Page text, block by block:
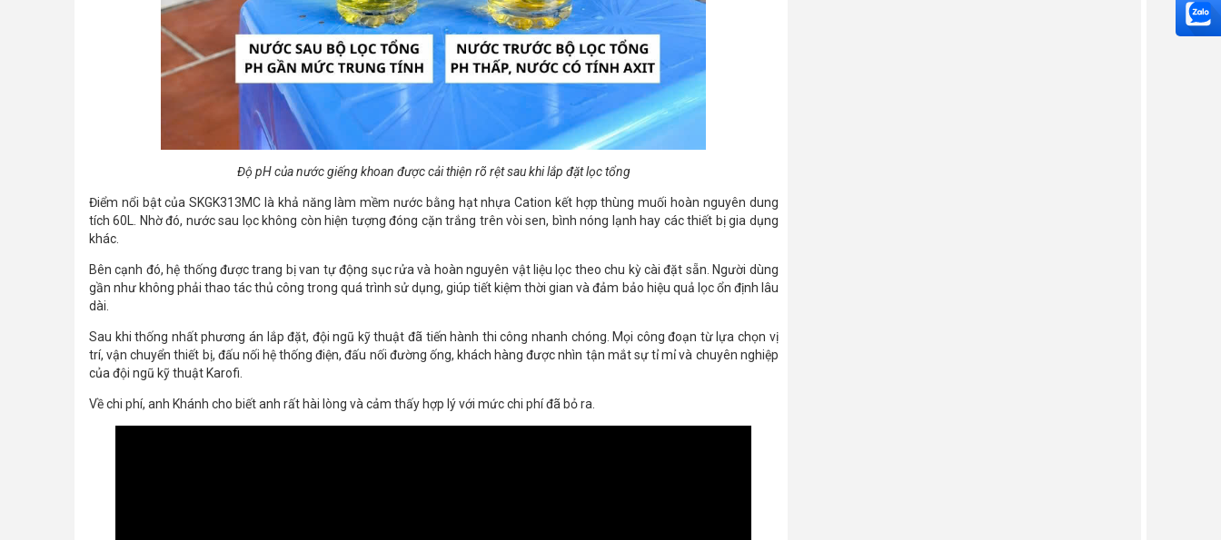
Độ pH của nước giếng khoan được cải thiện rõ rệt sau khi lắp đặt lọc tổng
Điểm nổi bật của SKGK313MC là khả năng làm mềm nước bằng hạt nhựa Cation kết hợp thùng muối hoàn nguyên dung
tích 60L. Nhờ đó, nước sau lọc không còn hiện tượng đóng cặn trắng trên vòi sen, bình nóng lạnh hay các thiết bị gia dụng
khác.
Bên cạnh đó, hệ thống được trang bị van tự động sục rửa và hoàn nguyên vật liệu lọc theo chu kỳ cài đặt sẵn. Người dùng
gần như không phải thao tác thủ công trong quá trình sử dụng, giúp tiết kiệm thời gian và đảm bảo hiệu quả lọc ổn định lâu
dài.
Sau khi thống nhất phương án lắp đặt, đội ngũ kỹ thuật đã tiến hành thi công nhanh chóng. Mọi công đoạn từ lựa chọn vị
trí, vận chuyển thiết bị, đấu nối hệ thống điện, đấu nối đường ống, khách hàng được nhìn tận mắt sự tỉ mỉ và chuyên nghiệp
của đội ngũ kỹ thuật Karofi.
Về chi phí, anh Khánh cho biết anh rất hài lòng và cảm thấy hợp lý với mức chi phí đã bỏ ra.